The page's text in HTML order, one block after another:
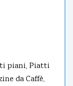
piani, Piatti
da Caffè,